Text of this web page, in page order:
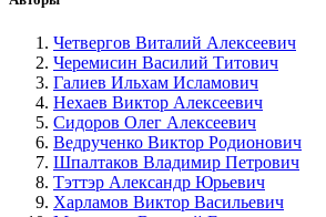
Четвергов Виталий Алексеевич
Черемисин Василий Титович
Галиев Ильхам Исламович
Нехаев Виктор Алексеевич
Сидоров Олег Алексеевич
Ведрученко Виктор Родионович
Шпалтаков Владимир Петрович
Тэттэр Александр Юрьевич
Харламов Виктор Васильевич